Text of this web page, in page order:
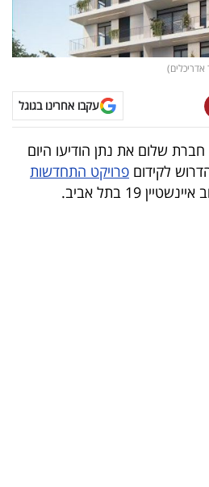
עקבו אחרינו בגוגל
שלום את נתן הודיעו היום
לקידום פרויקט התחדשות
19 בתל אביב.